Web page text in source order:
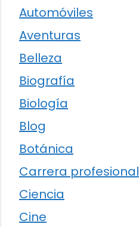
Automóviles
Aventuras
Belleza
Biografía
Biología
Blog
Botánica
Carrera profesional
Ciencia
Cine